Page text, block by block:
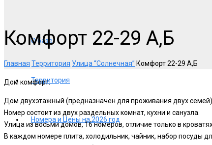
О базе
Территория
Номера и Цены на 2026 год
Комфорт 22-29 А,Б
Главная Территория Улица “Солнечная” Комфорт 22-29 А,Б
Дом комфорт.
Дом двухэтажный (предназначен для проживания двух семей).
Номер состоит из двух раздельных комнат, кухни и санузла.
Улица из восьми домов, 16 номеров, отличие только в
В каждом номере плита, холодильник, чайник, набор посуды